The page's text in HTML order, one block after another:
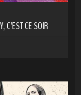
C'EST CE SOIR